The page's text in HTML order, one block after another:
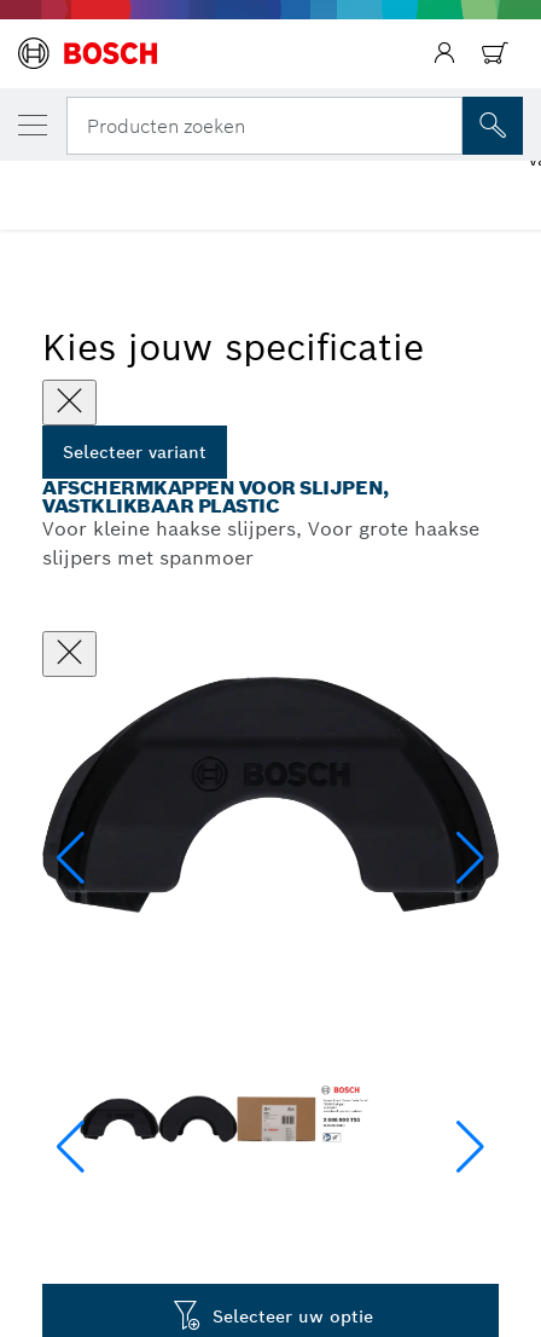
Producten zoeken
Kies jouw specificatie
Selecteer variant
AFSCHERMKAPPEN VOOR SLIJPEN,
VASTKLIKBAAR PLASTIC
Voor kleine haakse slijpers, Voor grote haakse
slijpers met spanmoer
Selecteer uw optie
JOUW GESELECTEERDE VARIANT
Afschermkappen voor slijpen,